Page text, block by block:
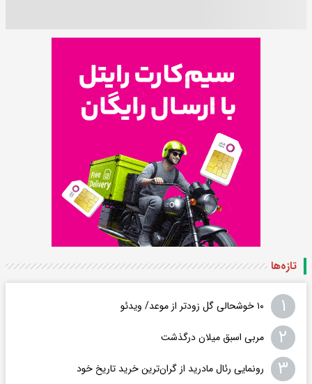
تازه‌ها
۱ ۱۰ خوشحالی گل زودتر از موعد/ ویدئو
۲ مربی اسبق میلان درگذشت
۳ رونمایی رئال مادرید از گران‌ترین خرید تاریخ خود